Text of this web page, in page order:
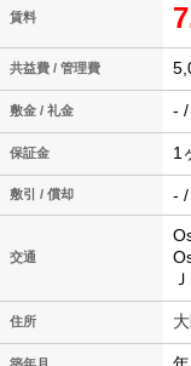
賃料
共益費 / 管理費
敷金 / 礼金 - /
保証金 1
敷引 / 償却 - /
交通
住所